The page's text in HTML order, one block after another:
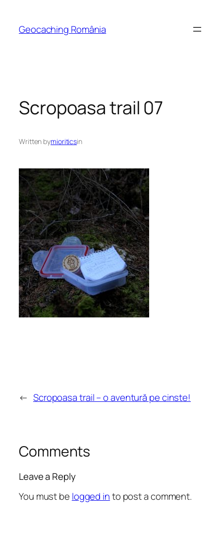
content
Geocaching România
Scropoasa trail 07
Written bymioriticsin
← Scropoasa trail – o aventură pe cinste!
Comments
Leave a Reply
You must be logged into post a comment.